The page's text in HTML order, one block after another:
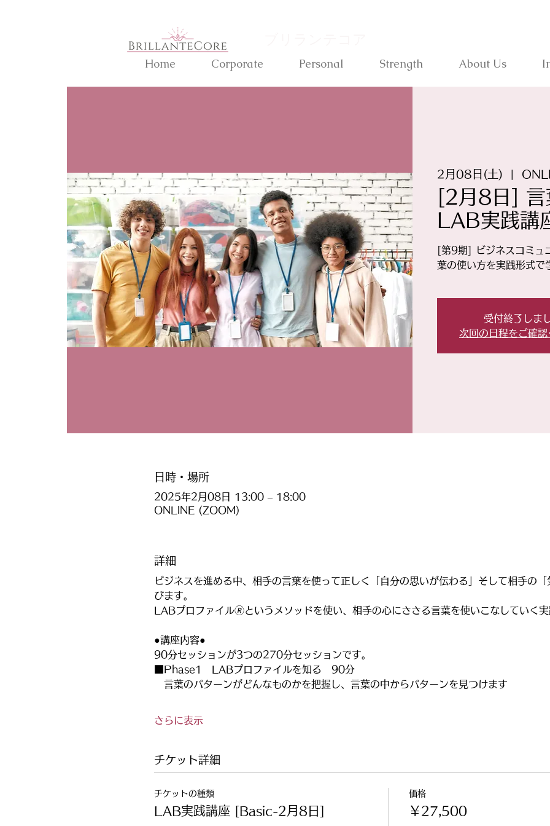
Home Corporate Personal Strength About Us
2月08日(土)
[2月8日] 言
LAB実践講
[第9期] ビジネスコミュ
葉の使い方を実践形式で
受付終了しま
次回の日程をご確認
日時・場所
2025年2月08日 13:00 – 18:00
ONLINE (ZOOM)
詳細
ビジネスを進める中、相手の言葉を使って正しく「自分の思いが伝わる」そして相手の
びます。
LABプロファイル🄬というメソッドを使い、相手の心にささる言葉を使いこなしていく実
●講座内容●
90分セッションが3つの270分セッションです。
■Phase1　LABプロファイルを知る　90分
言葉のパターンがどんなものかを把握し、言葉の中からパターンを見つけます
さらに表示
チケット詳細
チケットの種類
LAB実践講座 [Basic-2月8日]
価格
￥27,500